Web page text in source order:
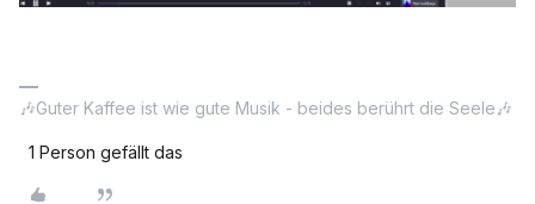
🎶Guter Kaffee ist wie gute Musik - beides berührt die Seele🎶
1 Person gefällt das